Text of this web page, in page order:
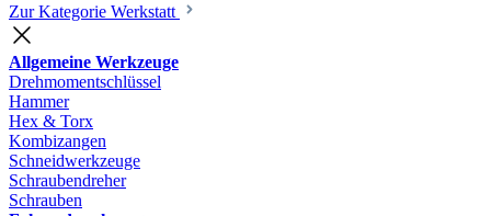
Zur Kategorie Werkstatt
Allgemeine Werkzeuge
Drehmomentschlüssel
Hammer
Hex & Torx
Kombizangen
Schneidwerkzeuge
Schraubendreher
Schrauben